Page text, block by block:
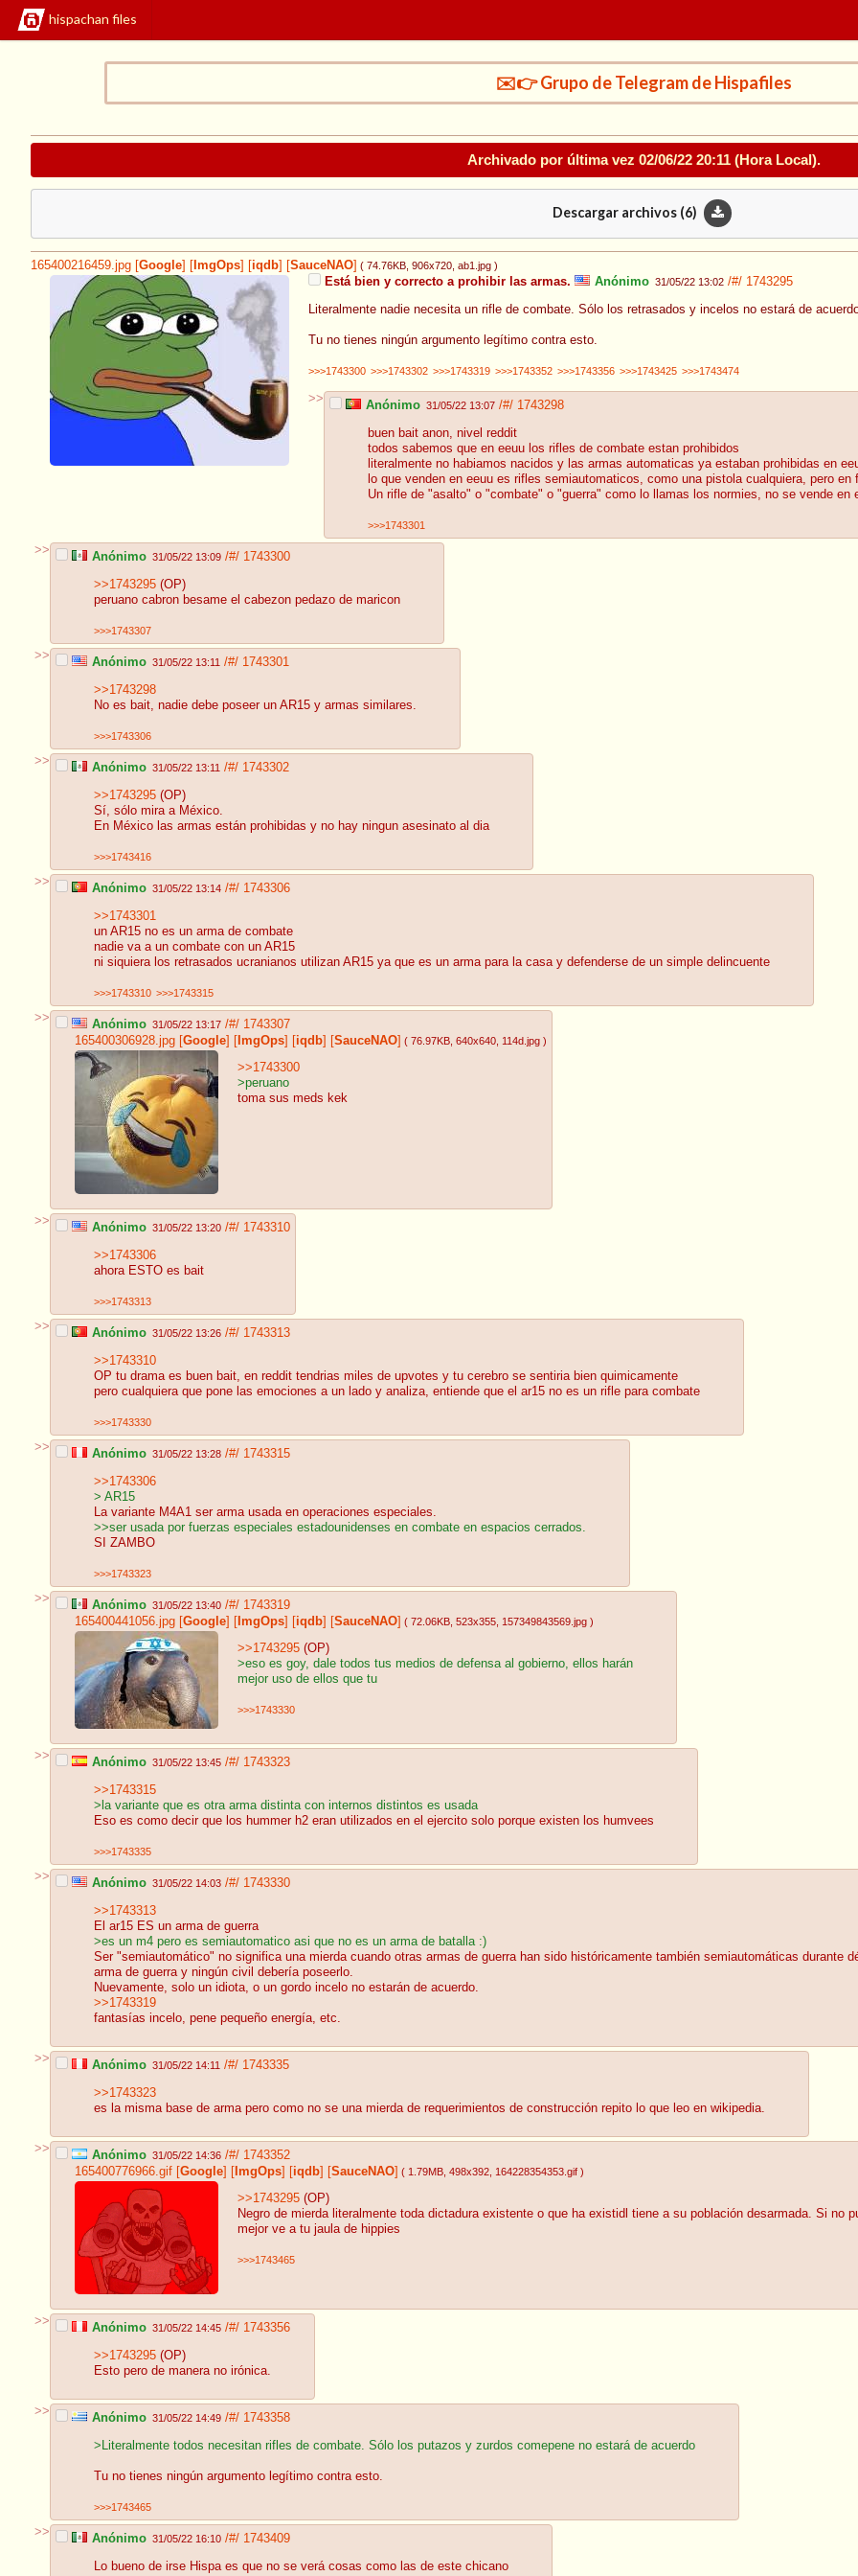
hispachan files
✉️👉 Grupo de Telegram de Hispafiles
Archivado por última vez 02/06/22 20:11(Hora Local).
Descargar archivos (6)
165400216459.jpg Google ImgOps iqdb SauceNAO ( 74.76KB , 906x720 , ab1.jpg )
Está bien y correcto a prohibir las armas. Anónimo 31/05/22 13:02 /#/ 1743295
Literalmente nadie necesita un rifle de combate. Sólo los retrasados y incelos no estará de
Tu no tienes ningún argumento legítimo contra esto.
>>>1743300 >>>1743302 >>>1743319 >>>1743352 >>>1743356 >>>1743425 >>>1743474
>> Anónimo 31/05/22 13:07 /#/ 1743298
buen bait anon, nivel reddit
todos sabemos que en eeuu los rifles de combate estan prohibidos
literalmente no habiamos nacidos y las armas automaticas ya estaban prohibidas en
lo que venden en eeuu es rifles semiautomaticos, como una pistola cualquiera, pero en
Un rifle de "asalto" o "combate" o "guerra" como lo llamas los normies, no se vende en
>>>1743301
>> Anónimo 31/05/22 13:09 /#/ 1743300
>>1743295 (OP)
peruano cabron besame el cabezon pedazo de maricon
>>>1743307
>> Anónimo 31/05/22 13:11 /#/ 1743301
>>1743298
No es bait, nadie debe poseer un AR15 y armas similares.
>>>1743306
>> Anónimo 31/05/22 13:11 /#/ 1743302
>>1743295 (OP)
Sí, sólo mira a México.
En México las armas están prohibidas y no hay ningun asesinato al dia
>>>1743416
>> Anónimo 31/05/22 13:14 /#/ 1743306
>>1743301
un AR15 no es un arma de combate
nadie va a un combate con un AR15
ni siquiera los retrasados ucranianos utilizan AR15 ya que es un arma para la casa y defenderse de un simple delincuente
>>>1743310 >>>1743315
>> Anónimo 31/05/22 13:17 /#/ 1743307
165400306928.jpg [Google] [ ImgOps] [iqdb] [SauceNAO] ( 76.97KB , 640x640 , 114d.jpg )
>>1743300
>peruano
toma sus meds kek
>> Anónimo 31/05/22 13:20 /#/ 1743310
>>1743306
ahora ESTO es bait
>>>1743313
>> Anónimo 31/05/22 13:26 /#/ 1743313
>>1743310
OP tu drama es buen bait, en reddit tendrias miles de upvotes y tu cerebro se sentiria bien quimicamente
pero cualquiera que pone las emociones a un lado y analiza, entiende que el ar15 no es un rifle para combate
>>>1743330
>> Anónimo 31/05/22 13:28 /#/ 1743315
>>1743306
> AR15
La variante M4A1 ser arma usada en operaciones especiales.
>>ser usada por fuerzas especiales estadounidenses en combate en espacios cerrados.
SI ZAMBO
>>>1743323
>> Anónimo 31/05/22 13:40 /#/ 1743319
165400441056.jpg [Google] [ ImgOps] [iqdb] [SauceNAO] ( 72.06KB , 523x355 , 157349843569.jpg )
>>1743295 (OP)
>eso es goy, dale todos tus medios de defensa al gobierno, ellos harán
mejor uso de ellos que tu
>>>1743330
>> Anónimo 31/05/22 13:45 /#/ 1743323
>>1743315
>la variante que es otra arma distinta con internos distintos es usada
Eso es como decir que los hummer h2 eran utilizados en el ejercito solo porque existen los humvees
>>>1743335
>> Anónimo 31/05/22 14:03 /#/ 1743330
>>1743313
El ar15 ES un arma de guerra
>es un m4 pero es semiautomatico asi que no es un arma de batalla :)
Ser "semiautomático" no significa una mierda cuando otras armas de guerra han sido históricamente también semiautomáticas durante
arma de guerra y ningún civil debería poseerlo.
Nuevamente, solo un idiota, o un gordo incelo no estarán de acuerdo.
>>1743319
fantasías incelo, pene pequeño energía, etc.
>> Anónimo 31/05/22 14:11 /#/ 1743335
>>1743323
es la misma base de arma pero como no se una mierda de requerimientos de construcción repito lo que leo en wikipedia.
>> Anónimo 31/05/22 14:36 /#/ 1743352
165400776966.gif [Google] [ ImgOps] [iqdb] [SauceNAO] ( 1.79MB , 498x392 , 164228354353.gif )
>>1743295 (OP)
Negro de mierda literalmente toda dictadura existente o que ha existidl tiene a su población desarmada. Si no
mejor ve a tu jaula de hippies
>>>1743465
>> Anónimo 31/05/22 14:45 /#/ 1743356
>>1743295 (OP)
Esto pero de manera no irónica.
>> Anónimo 31/05/22 14:49 /#/ 1743358
>Literalmente todos necesitan rifles de combate. Sólo los putazos y zurdos comepene no estará de acuerdo
Tu no tienes ningún argumento legítimo contra esto.
>>>1743465
>> Anónimo 31/05/22 16:10 /#/ 1743409
Lo bueno de irse Hispa es que no se verá cosas como las de este chicano